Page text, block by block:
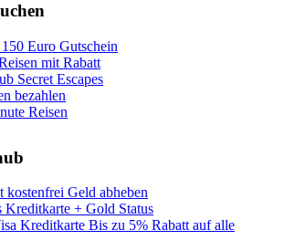
Euro Gutschein
mit Rabatt
Secret Escapes
bezahlen
Reisen
Geld abheben
+ Gold Status
Kreditkarte Bis zu 5% Rabatt auf alle